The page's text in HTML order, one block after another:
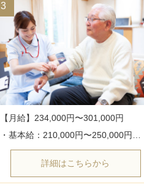
3
【月給】234,000円〜301,000円
・基本給：210,000円〜250,000円…
詳細はこちらから